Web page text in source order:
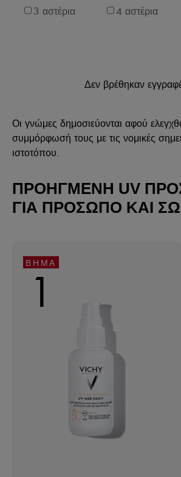
3 αστέρια
4 αστέρια
Δεν βρέθηκαν
Οι γνώμες δημοσιεύονται αφού
συμμόρφωσή τους με τις νομικές
ιστοτόπου.
ΠΡΟΗΓΜΕΝΗ UV
ΓΙΑ ΠΡΟΣΩΠΟ ΚΑΙ
ΒΉΜΑ
1